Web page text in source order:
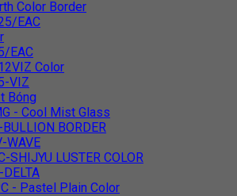
Color Border
EAC
EAC
Color
VIZ
Bóng
- Cool Mist Glass
BORDER
WAVE
SHIJYU LUSTER COLOR
- Pastel Plain Color